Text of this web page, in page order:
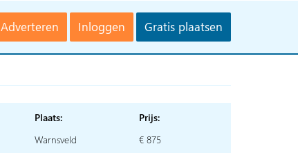
Adverteren Inloggen Gratis plaatsen
Plaats:
Warnsveld
Prijs:
€ 875